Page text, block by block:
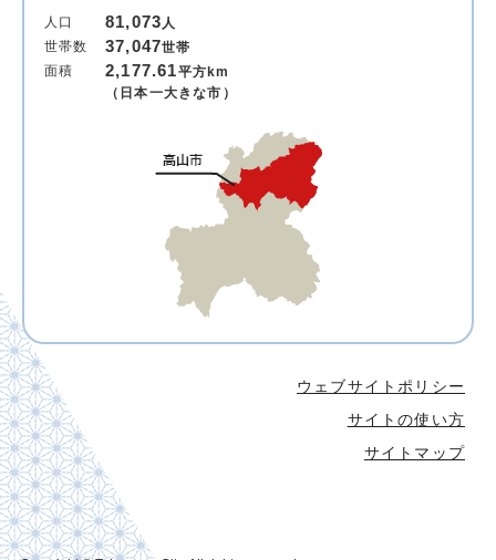
人口 81,073人
世帯数
37,047世帯
面積
2,177.61平方km
（日本一大きな市）
ウェブサイトポリシー
サイトの使い方
サイトマップ